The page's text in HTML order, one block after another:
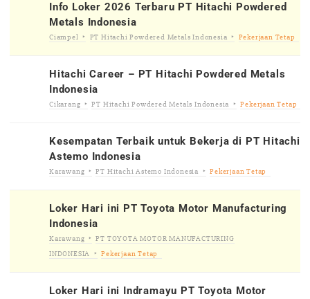
Info Loker 2026 Terbaru PT Hitachi Powdered
Metals Indonesia
Ciampel PT Hitachi Powdered Metals Indonesia Pekerjaan Tetap
Hitachi Career – PT Hitachi Powdered Metals
Indonesia
Cikarang PT Hitachi Powdered Metals Indonesia Pekerjaan Tetap
Kesempatan Terbaik untuk Bekerja di PT Hitachi
Astemo Indonesia
Karawang PT Hitachi Astemo Indonesia Pekerjaan Tetap
Loker Hari ini PT Toyota Motor Manufacturing
Indonesia
Karawang
PT TOYOTA MOTOR MANUFACTURING
INDONESIA
Pekerjaan Tetap
Loker Hari ini Indramayu PT Toyota Motor